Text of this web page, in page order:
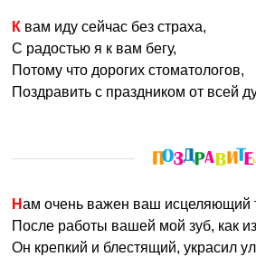
К вам иду сейчас без страха,
С радостью я к вам бегу,
Потому что дорогих стоматологов,
Поздравить с праздником от всей
Нам очень важен ваш исцеляющий
После работы вашей мой зуб, как
Он крепкий и блестящий, украсил